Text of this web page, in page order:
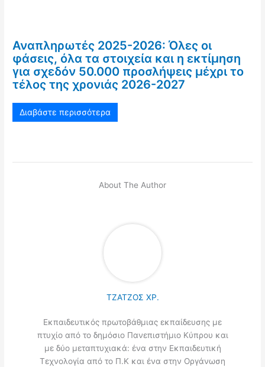
Αναπληρωτές 2025-2026: Όλες οι
φάσεις, όλα τα στοιχεία και η εκτίμηση
για σχεδόν 50.000 προσλήψεις μέχρι το
τέλος της χρονιάς 2026-2027
Διαβάστε περισσότερα
About The Author
ΤΖΑΤΖΟΣ ΧΡ.
Εκπαιδευτικός πρωτοβάθμιας εκπαίδευσης με
πτυχίο από το δημόσιο Πανεπιστήμιο Κύπρου και
με δύο μεταπτυχιακά: ένα στην Εκπαιδευτική
Τεχνολογία από το Π.Κ και ένα στην Οργάνωση